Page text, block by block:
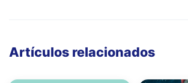
Artículos relacionados